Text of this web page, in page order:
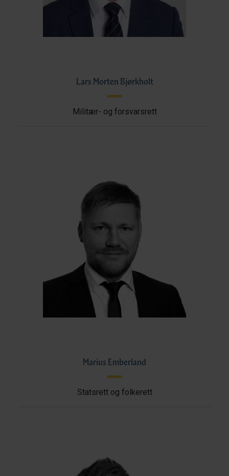
Lars Morten Bjørkholt
Militær- og forsvarsrett
Marius Emberland
Statsrett og folkerett